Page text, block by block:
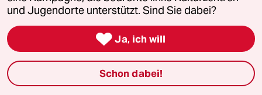
Nun gut, vielleicht sind es nächstes Jahr mehr.
21.01.2017,20:21 Uhr
"Eine Gegendemo von Bauern lockte hingegen
und Jugendorte unterstützt. Sind Sie dabei?
 Ja, ich will
Schon dabei!